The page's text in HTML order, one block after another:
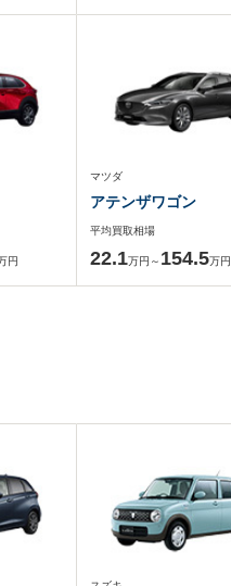
円
マツダ
アテンザワゴン
平均買取相場
22.1万円～ 154.5万円